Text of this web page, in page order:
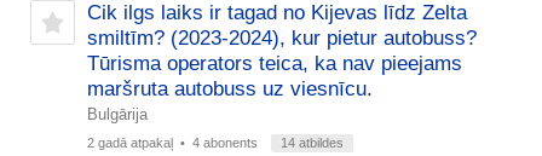
Cik ilgs laiks ir tagad no Kijevas līdz Zelta
smiltīm? (2023-2024), kur pietur autobuss?
Tūrisma operators teica, ka nav pieejams
maršruta autobuss uz viesnīcu.
Bulgārija
2 gadā atpakaļ • 4 abonents 14 atbildes